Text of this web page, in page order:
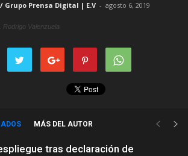
Grupo Prensa Digital | E.V - agosto 6, 2019
Rodrigo Valenzuela
MÁS DEL AUTOR
tras declaración de